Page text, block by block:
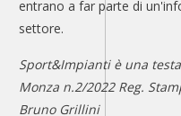
entrano a far parte di
settore.
Sport&Impianti è una
Monza n.2/2022 Reg.
Bruno Grillini